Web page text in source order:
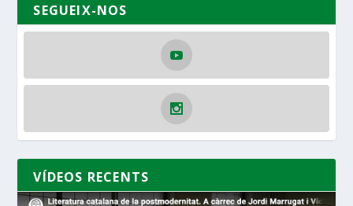
SEGUEIX-NOS
VÍDEOS RECENTS